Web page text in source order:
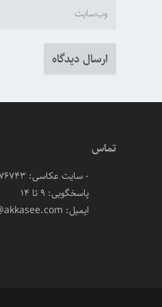
تماس
- سایت عکاسی: 09373876743
پاسخگویی: ۹ تا ۱۴
ایمیل: info@akkasee.com